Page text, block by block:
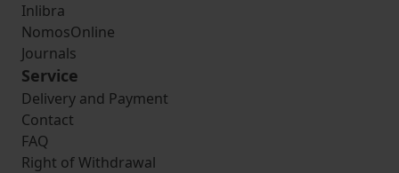
Inlibra
NomosOnline
Journals
Service
Delivery and Payment
Contact
FAQ
Right of Withdrawal